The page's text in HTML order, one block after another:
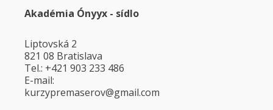
Akadémia Ónyyx - sídlo
Liptovská 2
821 08 Bratislava
Tel.: +421 903 233 486
E-mail:
moc.liamg
@voresamerpyzruk